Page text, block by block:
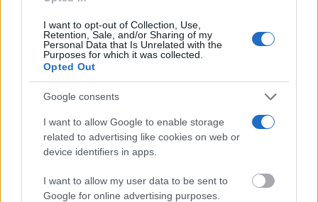
I want to opt-out of Collection, Use,
Retention, Sale, and/or Sharing of my
Personal Data that Is Unrelated with the
Purposes for which it was collected.
Opted Out
Google consents
I want to allow Google to enable storage
related to advertising like cookies on web or
device identifiers in apps.
I want to allow my user data to be sent to
Google for online advertising purposes.
No es tu imaginación
explicación